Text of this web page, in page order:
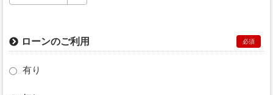
ローンのご利用 必須
有り